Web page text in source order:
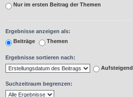
Nur im ersten Beitrag der Themen
Ergebnisse anzeigen als:
Beiträge
Themen
Ergebnisse sortieren nach:
Aufsteigend
Suchzeitraum begrenzen: